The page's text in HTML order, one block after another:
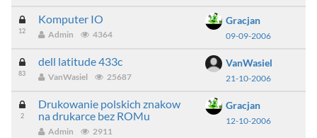
12
Komputer IO
Admin 4364
Gracjan
09-09-2006
83
dell latitude 433c
VanWasiel 25687
VanWasiel
21-10-2006
2
Drukowanie polskich znakow
na drukarce bez ROMu
Admin 2911
Gracjan
12-10-2006